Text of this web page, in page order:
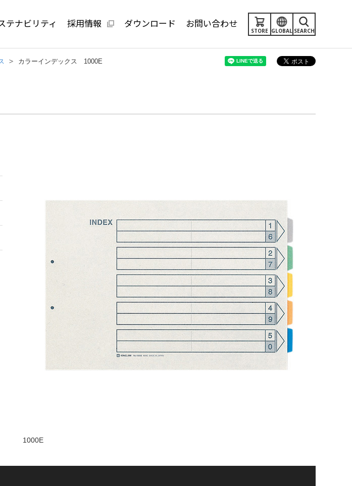
SEARCH
GLOBAL
STORE
テナビリティ 採用情報 ダウンロード お問い合わせ
カラーインデックス 1000E
1000E